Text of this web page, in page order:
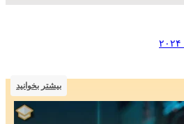
بیشتر بخوانید